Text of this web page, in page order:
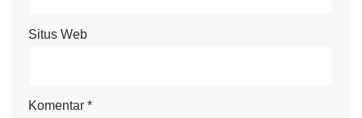
Situs Web
Komentar *